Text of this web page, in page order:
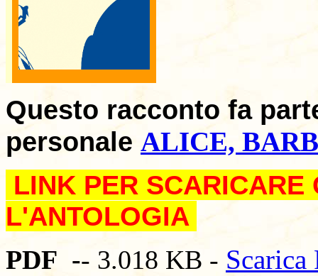
Questo racconto fa
personale ALICE,
LINK PER SCARICARE
L'ANTOLOGIA
PDF -- 3.018 KB - Scarica